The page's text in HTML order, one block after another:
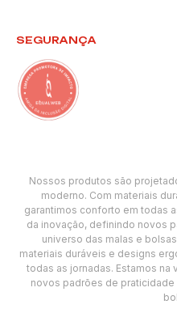
SEGURANÇA
Nossos produtos são
moderno. Com materiais
garantimos conforto em todas
da inovação, definindo novos
universo das malas e
materiais duráveis e designs
todas as jornadas. Estamos na
novos padrões de